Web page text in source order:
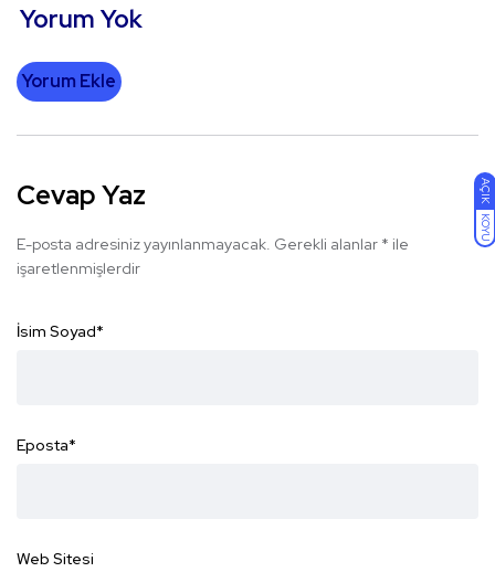
AÇIK
KOYU
Yorum Yok
Yorum Ekle
Cevap Yaz
E-posta adresiniz yayınlanmayacak. Gerekli alanlar * ile
işaretlenmişlerdir
İsim Soyad*
Eposta*
Web Sitesi